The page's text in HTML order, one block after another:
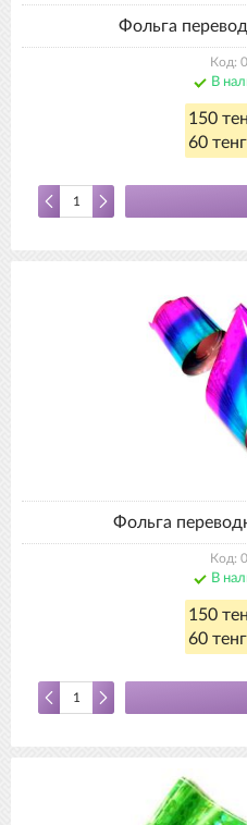
Фольга
Код:
В
150
60
Фольга
Код:
В
150
60